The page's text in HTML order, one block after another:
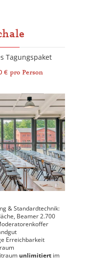
Tagungspaket
€ pro Person
& Standardtechnik:
Beamer 2.700
Erreichbarkeit
unlimitiert im